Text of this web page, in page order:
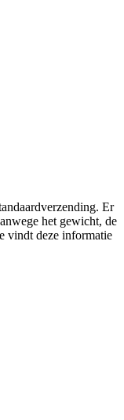
Er
het gewicht, de
vindt deze informatie